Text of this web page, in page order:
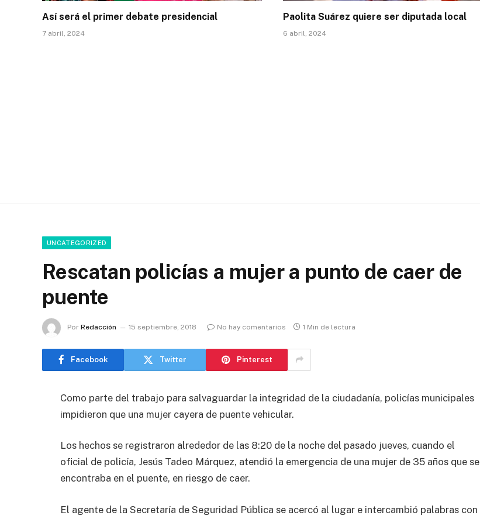
Así será el primer debate presidencial
7 abril, 2024
Paolita Suárez quiere ser diputada local
6 abril, 2024
UNCATEGORIZED
Rescatan policías a mujer a punto de caer de
puente
Por Redacción 15 septiembre, 2018 No hay comentarios 1 Min de lectura
Facebook Twitter Pinterest
Como parte del trabajo para salvaguardar la integridad de la ciudadanía, policías municipales
impidieron que una mujer cayera de puente vehicular.
Los hechos se registraron alrededor de las 8:20 de la noche del pasado jueves, cuando el
oficial de policía, Jesús Tadeo Márquez, atendió la emergencia de una mujer de 35 años que se
encontraba en el puente, en riesgo de caer.
El agente de la Secretaría de Seguridad Pública se acercó al lugar e intercambió palabras con